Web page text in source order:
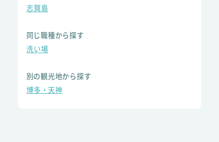
志賀島
同じ職種から探す
洗い場
別の観光地から探す
博多・天神